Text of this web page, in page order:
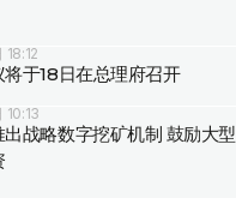
于18日在总理府召开
战略数字挖矿机制 鼓励大型